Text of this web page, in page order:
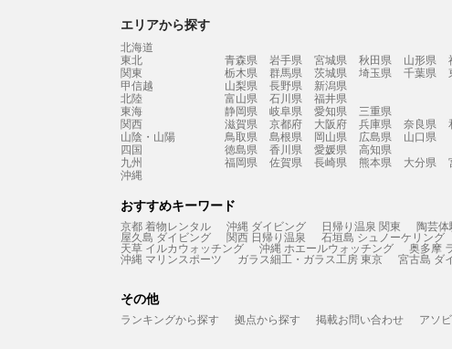
エリアから探す
北海道
東北
青森県 岩手県 宮城県 秋田県 山形県
関東
栃木県 群馬県 茨城県 埼玉県 千葉県
甲信越
山梨県 長野県
新潟県
北陸
富山県 石川県
福井県
東海
静岡県 岐阜県 愛知県
三重県
関西
滋賀県 京都府 大阪府 兵庫県 奈良県
山陰・山陽
鳥取県 島根県 岡山県 広島県
山口県
四国
徳島県 香川県 愛媛県
高知県
九州
福岡県 佐賀県 長崎県 熊本県 大分県
沖縄
おすすめキーワード
京都 着物レンタル 沖縄 ダイビング 日帰り温泉 関東 陶芸
屋久島 ダイビング 関西 日帰り温泉 石垣島 シュノーケリング
天草 イルカウォッチング 沖縄 ホエールウォッチング 奥多摩
沖縄 マリンスポーツ ガラス細工・ガラス工房 東京 宮古島 ダ
その他
ランキングから探す 拠点から探す 掲載お問い合わせ アソ